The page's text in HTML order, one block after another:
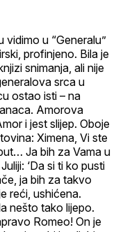
u “Generalu”
profinjeno. Bila je
snimanja, ali nije
srca u
ostao isti – na
Amorova
i jest slijep. Oboje
Ximena, Vi ste
Ja bih za Vama u
‘Da si ti ko pusti
ja bih za takvo
reći, ushićena.
nešto tako lijepo.
Romeo! On je